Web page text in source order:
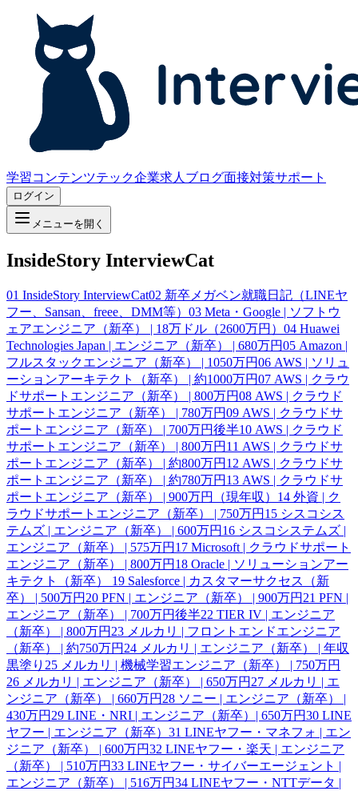
学習コンテンツテック企業求人 ブログ面接対策サポート
ログイン
メニューを開く
InsideStory InterviewCat
01 InsideStory InterviewCat02 新卒メガベン就職日記（LINEヤ
フー、Sansan、freee、DMM等） 03 Meta・Google | ソフトウ
ェアエンジニア（新卒） | 18万ドル（2600万円） 04 Huawei
Technologies Japan | エンジニア（新卒） | 680万円05 Amazon |
フルスタックエンジニア（新卒） | 1050万円06 AWS | ソリュ
ーションアーキテクト（新卒） | 約1000万円07 AWS | クラウ
ドサポートエンジニア（新卒） | 800万円08 AWS | クラウド
サポートエンジニア（新卒） | 780万円09 AWS | クラウドサ
ポートエンジニア（新卒） | 700万円後半10 AWS | クラウド
サポートエンジニア（新卒） | 800万円 11 AWS | クラウドサ
ポートエンジニア（新卒） | 約800万円 12 AWS | クラウドサ
ポートエンジニア（新卒） | 約780万円 13 AWS | クラウドサ
ポートエンジニア（新卒） | 900万円（現年収） 14 外資 | ク
ラウドサポートエンジニア（新卒） | 750万円 15 シスコシス
テムズ | エンジニア（新卒） | 600万円 16 シスコシステムズ |
エンジニア（新卒） | 575万円 17 Microsoft | クラウドサポート
エンジニア（新卒） | 800万円 18 Oracle | ソリューションアー
キテクト（新卒） 19 Salesforce | カスタマーサクセス（新
卒） | 500万円 20 PFN | エンジニア（新卒） | 900万円 21 PFN |
エンジニア（新卒） | 700万円後半22 TIER IV | エンジニア
（新卒） | 800万円 23 メルカリ | フロントエンドエンジニア
（新卒） | 約750万円 24 メルカリ | エンジニア（新卒） | 年収
黒塗り 25 メルカリ | 機械学習エンジニア（新卒） | 750万円
26 メルカリ | エンジニア（新卒） | 650万円 27 メルカリ | エ
ンジニア（新卒） | 660万円 28 ソニー | エンジニア（新卒） |
430万円 29 LINE・NRI | エンジニア（新卒）| 650万円30 LINE
ヤフー | エンジニア（新卒） 31 LINEヤフー・マネフォ | エン
ジニア（新卒） | 600万円32 LINEヤフー・楽天 | エンジニア
（新卒） | 510万円33 LINEヤフー・サイバーエージェント |
エンジニア（新卒） | 516万円34 LINEヤフー・NTTデータ |